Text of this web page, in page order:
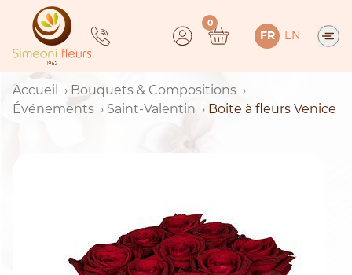
content
0
FR EN
Accueil
Bouquets & Compositions
Événements
Saint-Valentin Boite à fleurs Venice